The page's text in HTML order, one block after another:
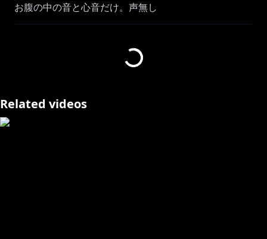
お腹の中の音と心音だけ。声無し
癒し、安眠、睡眠誘導
おなか：食べたばかりです
https://x.com/0yk1hb234
Related videos